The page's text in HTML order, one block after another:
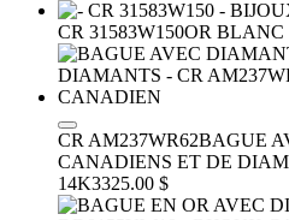
CR 31583W150OR BLANC
CR AM237WR62BAGUE
CANADIENS ET DE
14K3325.00 $